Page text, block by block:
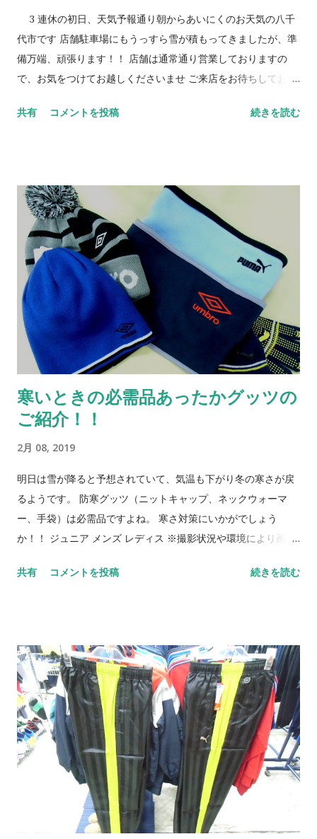
3 連休の初日、天気予報通り朝からあいにくのお天気の八千
代市です 店舗駐車場にもうっすら雪が積もってきましたが、準
備万端、頑張ります！！ 店舗は通常通り営業しておりますの
で、お気をつけてお越しくださいませ ご来店をお待ちしており
共有 コメントを投稿 続きを読む
寒いときの必需品あったかグッツの
ご紹介！！
2月 08, 2019
明日は雪が降ると予想されていて、気温も下がり冬の寒さが戻
るようです。 防寒グッツ（ニットキャップ、ネックウォーマ
ー、手袋）は必需品ですよね。 寒さ対策にいかがでしょう
か！！ ジュニア メンズ レディス ※撮影状況や環境により画像
終了の際はご容赦ください ご来店をお待ちしております！！
共有 コメントを投稿 続きを読む